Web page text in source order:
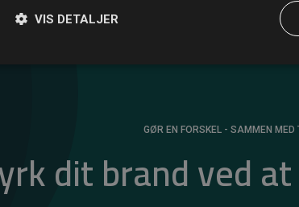
GØR EN FORSKEL - SAMMEN MED
dit brand ved
VIS DETALJER